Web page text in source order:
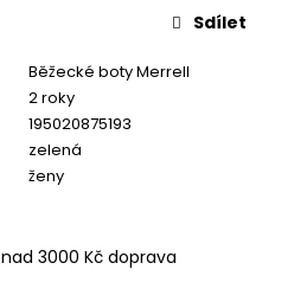
Běžecké boty Merrell
2 roky
195020875193
zelená
ženy
Sdílet
3000 Kč doprava